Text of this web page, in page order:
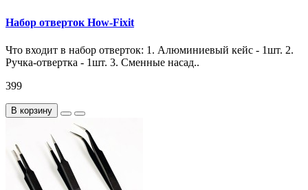
Набор отверток How-Fixit
Что входит в набор отверток: 1. Алюминиевый кейс - 1шт. 2.
Ручка-отвертка - 1шт. 3. Сменные насад..
399
В корзину